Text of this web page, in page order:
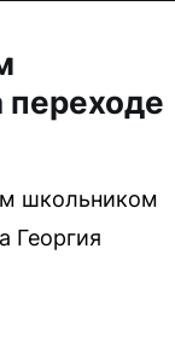
школьником
Георгия